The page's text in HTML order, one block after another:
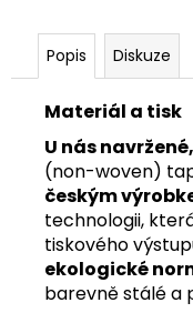
Popis Diskuze
Materiál a tisk
U nás
(non-woven)
českým
technologii,
tiskového
ekologické
barevně stálé a